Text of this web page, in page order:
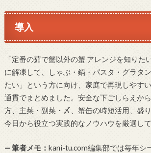
導入
「定番の茹で蟹以外の蟹 アレンジを知りた
に解凍して、しゃぶ・鍋・パスタ・グラタ
たい」という方に向け、家庭で再現しやす
通貫でまとめました。安全な下ごしらえか
方、主菜・副菜・〆、蟹缶の時短活用、盛
今日から役立つ実践的なノウハウを厳選して
— 筆者メモ： kani-tu.com編集部では毎年シ